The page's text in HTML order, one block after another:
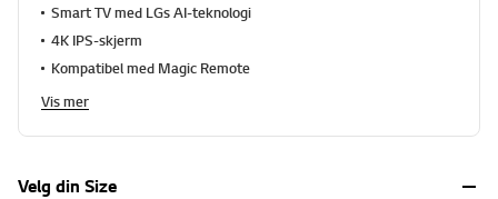
Smart TV med LGs AI-teknologi
4K IPS-skjerm
Kompatibel med Magic Remote
Vis mer
Velg din Size